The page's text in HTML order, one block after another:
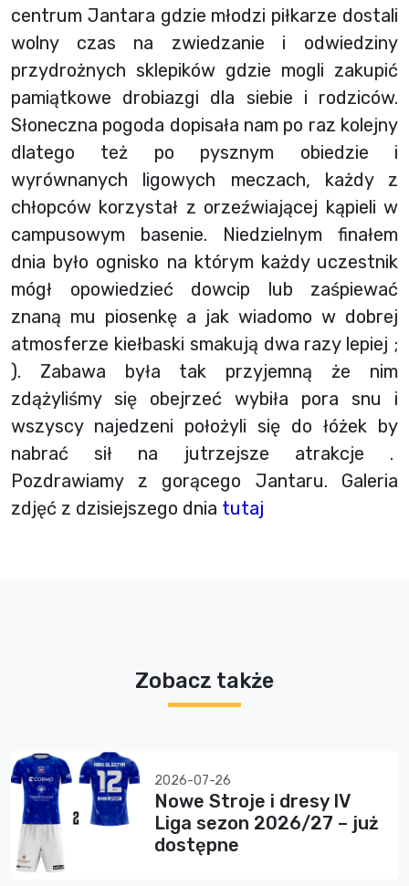
centrum Jantara gdzie młodzi piłkarze dostali
wolny czas na zwiedzanie i odwiedziny
przydrożnych sklepików gdzie mogli zakupić
pamiątkowe drobiazgi dla siebie i rodziców.
Słoneczna pogoda dopisała nam po raz kolejny
dlatego też po pysznym obiedzie i
wyrównanych ligowych meczach, każdy z
chłopców korzystał z orzeźwiającej kąpieli w
campusowym basenie. Niedzielnym finałem
dnia było ognisko na którym każdy uczestnik
mógł opowiedzieć dowcip lub zaśpiewać
znaną mu piosenkę a jak wiadomo w dobrej
atmosferze kiełbaski smakują dwa razy lepiej ;
). Zabawa była tak przyjemną że nim
zdążyliśmy się obejrzeć wybiła pora snu i
wszyscy najedzeni położyli się do łóżek by
nabrać sił na jutrzejsze atrakcje .
Pozdrawiamy z gorącego Jantaru. Galeria
zdjęć z dzisiejszego dnia tutaj
Zobacz także
2026-07-26
Nowe Stroje i dresy IV
Liga sezon 2026/27 – już
dostępne